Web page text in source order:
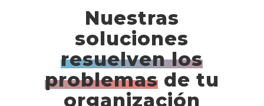
Nuestras
soluciones
resuelven los
problemasde tu
organización